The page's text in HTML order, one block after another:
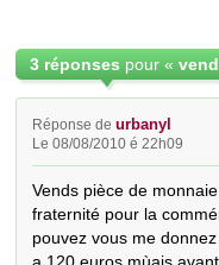
3 réponses pour «
Réponse deurbanyl
Le 08/08/2010 é 22h09
Vends pièce de
fraternité pour la
pouvez vous me